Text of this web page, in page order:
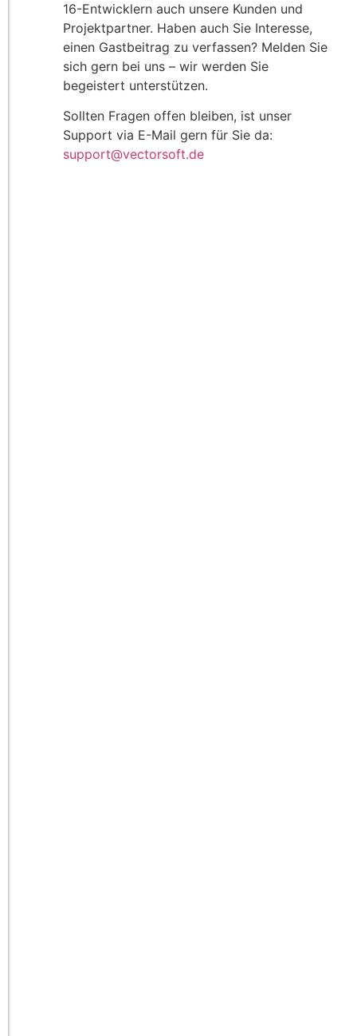
16-Entwicklern auch unsere Kunden und
Projektpartner. Haben auch Sie Interesse,
einen Gastbeitrag zu verfassen? Melden Sie
sich gern bei uns – wir werden Sie
begeistert unterstützen.
Sollten Fragen offen bleiben, ist unser
Support via E-Mail gern für Sie da:
support@vectorsoft.de